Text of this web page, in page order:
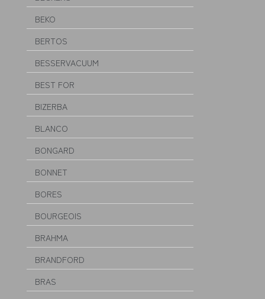
BEKO
BERTOS
BESSERVACUUM
BEST FOR
BIZERBA
BLANCO
BONGARD
BONNET
BORES
BOURGEOIS
BRAHMA
BRANDFORD
BRAS